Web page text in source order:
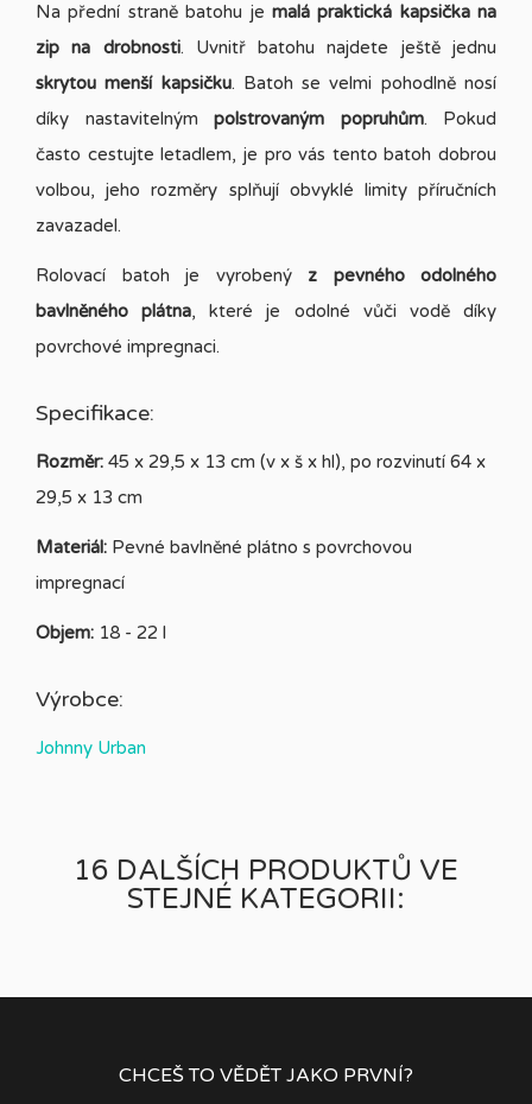
Na přední straně batohu je malá praktická kapsička na
zip na drobnosti. Uvnitř batohu najdete ještě jednu
skrytou menší kapsičku. Batoh se velmi pohodlně nosí
díky nastavitelným polstrovaným popruhům. Pokud
často cestujte letadlem, je pro vás tento batoh dobrou
volbou, jeho rozměry splňují obvyklé limity příručních
zavazadel.
Rolovací batoh je vyrobený z pevného odolného
bavlněného plátna, které je odolné vůči vodě díky
povrchové impregnaci.
Specifikace:
Rozměr: 45 x 29,5 x 13 cm (v x š x hl), po rozvinutí 64 x
29,5 x 13 cm
Materiál: Pevné bavlněné plátno s povrchovou
impregnací
Objem: 18 - 22 l
Výrobce:
Johnny Urban
16 DALŠÍCH PRODUKTŮ VE
STEJNÉ KATEGORII:
CHCEŠ TO VĚDĚT JAKO PRVNÍ?